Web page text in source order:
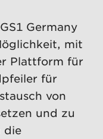
Germany
mit
Plattform für
für
von
und zu
die